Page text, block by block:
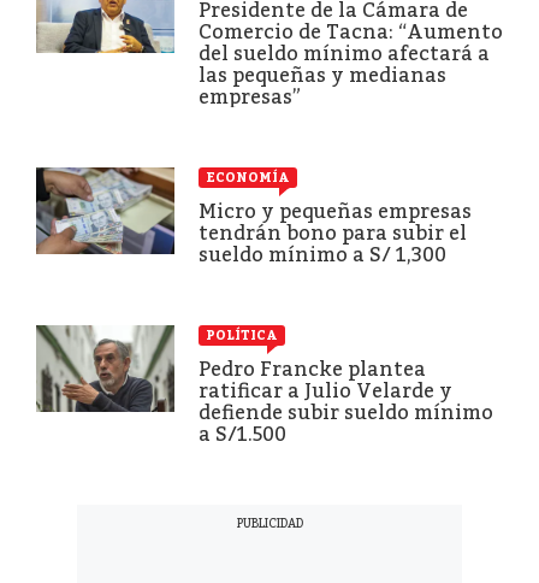
Presidente de la Cámara de
Comercio de Tacna: “Aumento
del sueldo mínimo afectará a
las pequeñas y medianas
empresas”
ECONOMÍA
Micro y pequeñas empresas
tendrán bono para subir el
sueldo mínimo a S/ 1,300
POLÍTICA
Pedro Francke plantea
ratificar a Julio Velarde y
defiende subir sueldo mínimo
a S/1.500